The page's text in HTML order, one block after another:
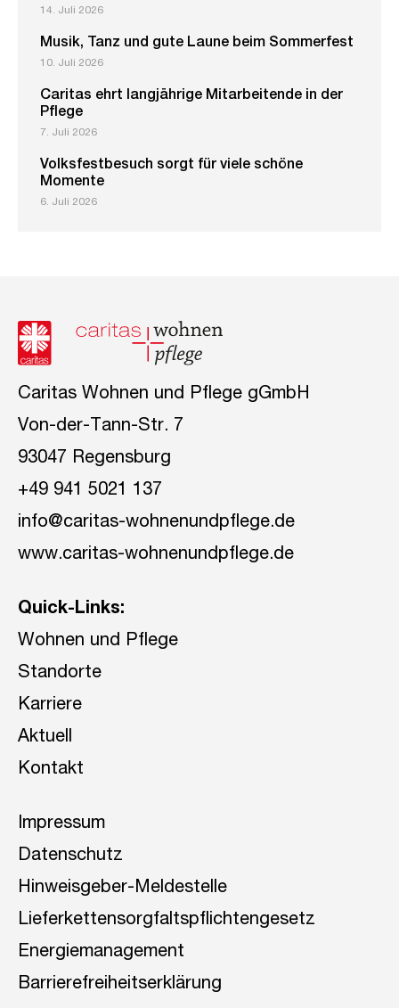
14. Juli 2026
Musik, Tanz und gute Laune beim Sommerfest
10. Juli 2026
Caritas ehrt langjährige Mitarbeitende in der
Pflege
7. Juli 2026
Volksfestbesuch sorgt für viele schöne
Momente
6. Juli 2026
Caritas Wohnen und Pflege gGmbH
Von-der-Tann-Str. 7
93047 Regensburg
+49 941 5021 137
info@caritas-wohnenundpflege.de
www.caritas-wohnenundpflege.de
Quick-Links:
Wohnen und Pflege
Standorte
Karriere
Aktuell
Kontakt
Impressum
Datenschutz
Hinweisgeber-Meldestelle
Lieferkettensorgfaltspflichtengesetz
Energiemanagement
Barrierefreiheitserklärung